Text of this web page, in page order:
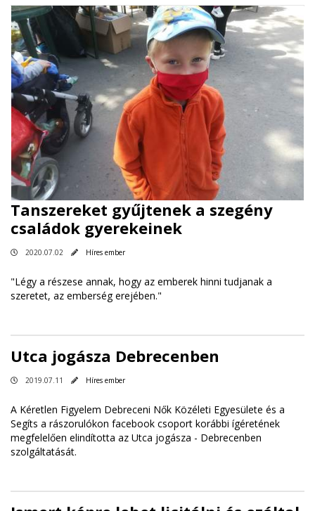
Tanszereket gyűjtenek a szegény
családok gyerekeinek
2020.07.02 Híres ember
"Légy a részese annak, hogy az emberek hinni tudjanak a
szeretet, az emberség erejében."
Utca jogásza Debrecenben
2019.07.11 Híres ember
A Kéretlen Figyelem Debreceni Nők Közéleti Egyesülete és a
Segíts a rászorulókon facebook csoport korábbi ígéretének
megfelelően elindította az Utca jogásza - Debrecenben
szolgáltatását.